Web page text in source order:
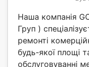
Наша компанія
Груп )
ремонті
будь-якої площі
обслуговуванні